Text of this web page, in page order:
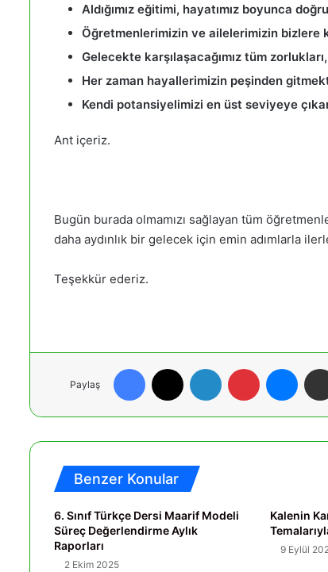
Aldığımız eğitimi, hayatımız boyunca
Öğretmenlerimizin ve ailelerimizin bizlere
Gelecekte karşılaşacağımız tüm
Her zaman hayallerimizin peşinden
Kendi potansiyelimizi en üst seviyeye
Ant içeriz.
Bugün burada olmamızı sağlayan tüm
daha aydınlık bir gelecek için emin adımlarla
Teşekkür ederiz.
Paylaş
Benzer Konular
6. Sınıf Türkçe Dersi Maarif Modeli
Süreç Değerlendirme Aylık
Raporları
2 Ekim 2025
Kalenin
9 Eylül